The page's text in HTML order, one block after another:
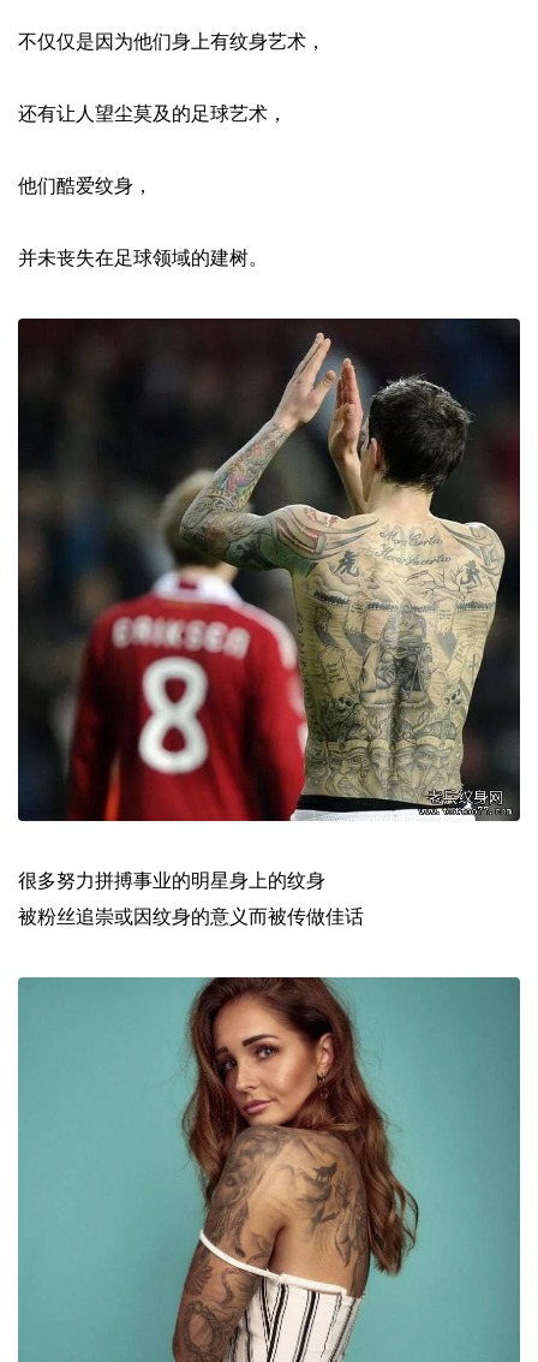
不仅仅是因为他们身上有纹身艺术，
还有让人望尘莫及的足球艺术，
他们酷爱纹身，
并未丧失在足球领域的建树。
很多努力拼搏事业的明星身上的纹身
被粉丝追崇或因纹身的意义而被传做佳话